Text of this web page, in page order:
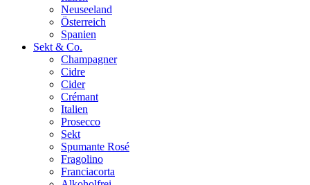
Neuseeland
Österreich
Spanien
Sekt & Co.
Champagner
Cidre
Cider
Crémant
Italien
Prosecco
Sekt
Spumante Rosé
Fragolino
Franciacorta